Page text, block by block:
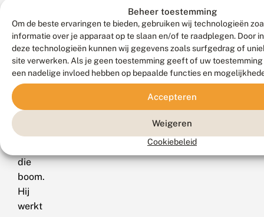
Beheer toestemming
Om de beste ervaringen te bieden, gebruiken wij technologieën
informatie over je apparaat op te slaan en/of te raadplegen. Door
deze technologieën kunnen wij gegevens zoals surfgedrag of
site verwerken. Als je geen toestemming geeft of uw
een nadelige invloed hebben op bepaalde functies en
Accepteren
Weigeren
Cookiebeleid
boom
invasieve
insecten
demotiveert
om
leggen
die
boom.
Hij
werkt